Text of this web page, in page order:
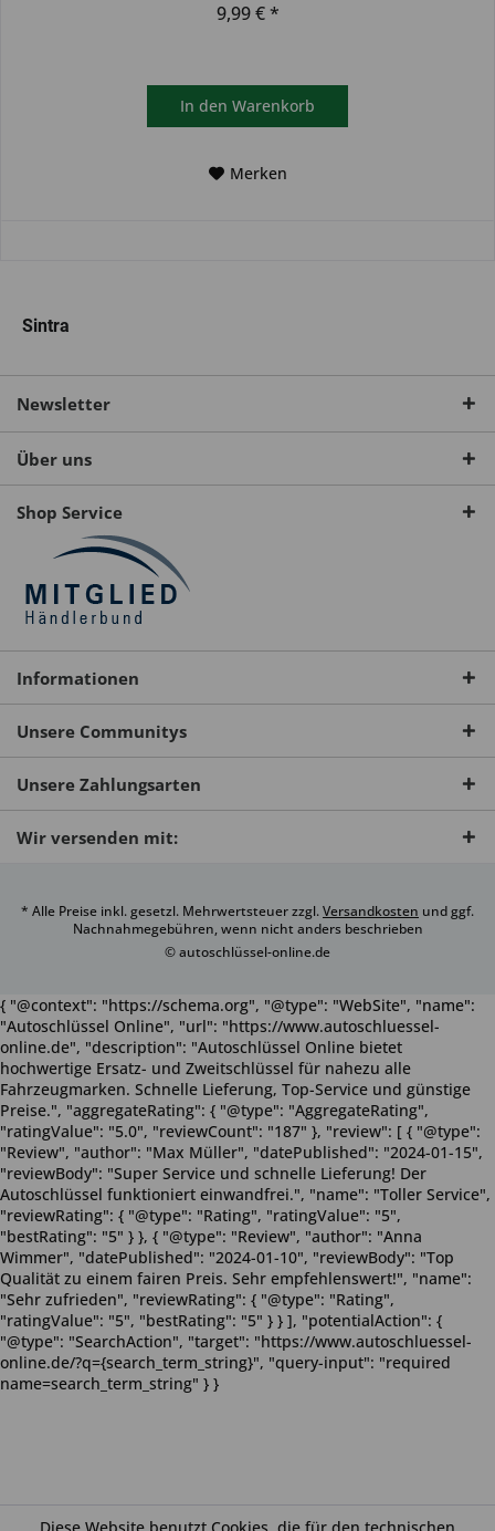
9,99 € *
In den Warenkorb
Merken
Sintra
Newsletter
Über uns
Shop Service
Informationen
Unsere Communitys
Unsere Zahlungsarten
Wir versenden mit:
* Alle Preise inkl. gesetzl. Mehrwertsteuer zzgl.Versandkosten und ggf.
Nachnahmegebühren, wenn nicht anders beschrieben
© autoschlüssel-online.de
{ "@context": "https://schema.org", "@type": "WebSite", "name":
"Autoschlüssel Online", "url": "https://www.autoschluessel-
online.de", "description": "Autoschlüssel Online bietet
hochwertige Ersatz- und Zweitschlüssel für nahezu alle
Fahrzeugmarken. Schnelle Lieferung, Top-Service und günstige
Preise.", "aggregateRating": { "@type": "AggregateRating",
"ratingValue": "5.0", "reviewCount": "187" }, "review": [ { "@type":
"Review", "author": "Max Müller", "datePublished": "2024-01-15",
"reviewBody": "Super Service und schnelle Lieferung! Der
Autoschlüssel funktioniert einwandfrei.", "name": "Toller Service",
"reviewRating": { "@type": "Rating", "ratingValue": "5",
"bestRating": "5" } }, { "@type": "Review", "author": "Anna
Wimmer", "datePublished": "2024-01-10", "reviewBody": "Top
Qualität zu einem fairen Preis. Sehr empfehlenswert!", "name":
"Sehr zufrieden", "reviewRating": { "@type": "Rating",
"ratingValue": "5", "bestRating": "5" } } ], "potentialAction": {
"@type": "SearchAction", "target": "https://www.autoschluessel-
online.de/?q={search_term_string}", "query-input": "required
name=search_term_string" } }